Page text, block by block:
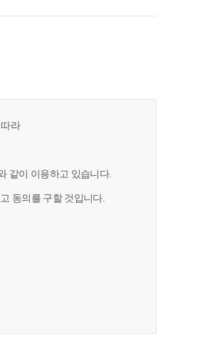
라
같이 이용하고 있습니다.
동의를 구할 것입니다.